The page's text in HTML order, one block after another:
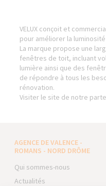
VELUX conçoit et
pour améliorer la
La marque propose une
fenêtres de toit, incluant
lumière ainsi que des
de répondre à tous les
rénovation.
Visiter le site de notre
AGENCE DE VALENCE -
ROMANS - NORD DRÔME
Qui sommes-nous
Actualités